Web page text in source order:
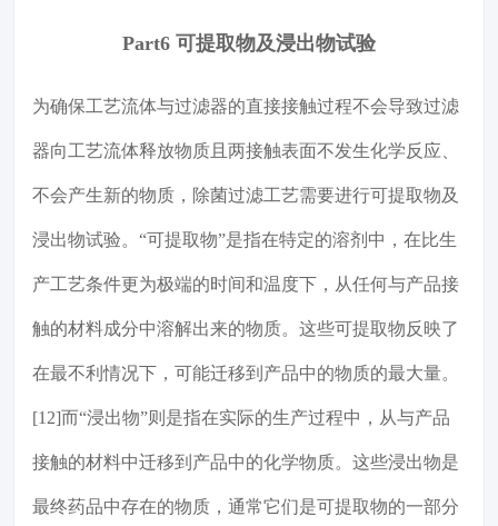
Part6 可提取物及浸出物试验
为确保工艺流体与过滤器的直接接触过程不会导致过滤
器向工艺流体释放物质且两接触表面不发生化学反应、
不会产生新的物质，除菌过滤工艺需要进行可提取物及
浸出物试验。“可提取物”是指在特定的溶剂中，在比生
产工艺条件更为极端的时间和温度下，从任何与产品接
触的材料成分中溶解出来的物质。这些可提取物反映了
在最不利情况下，可能迁移到产品中的物质的最大量。
[12]而“浸出物”则是指在实际的生产过程中，从与产品
接触的材料中迁移到产品中的化学物质。这些浸出物是
最终药品中存在的物质，通常它们是可提取物的一部分